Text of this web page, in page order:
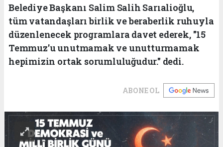
Belediye Başkanı Salim Salih Sarıalioğlu,
tüm vatandaşları birlik ve beraberlik ruhuyla
düzenlenecek programlara davet ederek, "15
Temmuz'u unutmamak ve unutturmamak
hepimizin ortak sorumluluğudur." dedi.
ABONE OL